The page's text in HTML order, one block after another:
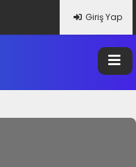
Giriş Yap